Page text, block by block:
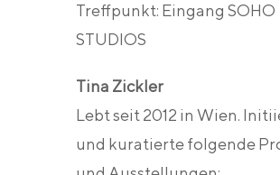
Treffpunkt: Eingang SOHO
STUDIOS
Tina Zickler
Lebt seit 2012 in Wien.
und kuratierte folgende